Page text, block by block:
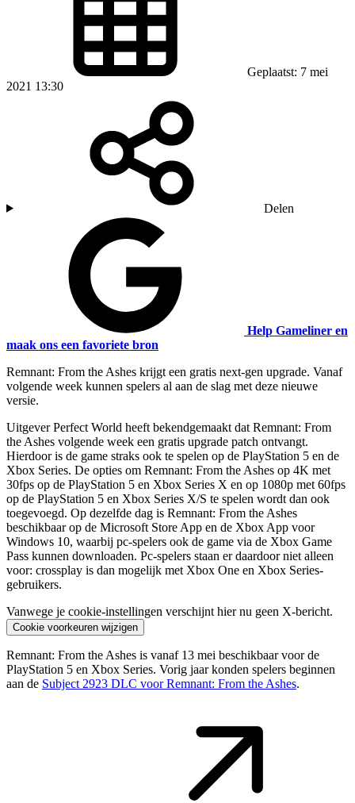
Geplaatst: 7 mei
2021 13:30
Delen
Help Gameliner en
maak ons een favoriete bron
Remnant: From the Ashes krijgt een gratis next-gen upgrade. Vanaf
volgende week kunnen spelers al aan de slag met deze nieuwe
versie.
Uitgever Perfect World heeft bekendgemaakt dat Remnant: From
the Ashes volgende week een gratis upgrade patch ontvangt.
Hierdoor is de game straks ook te spelen op de PlayStation 5 en de
Xbox Series. De opties om Remnant: From the Ashes op 4K met
30fps op de PlayStation 5 en Xbox Series X en op 1080p met 60fps
op de PlayStation 5 en Xbox Series X/S te spelen wordt dan ook
toegevoegd. Op dezelfde dag is Remnant: From the Ashes
beschikbaar op de Microsoft Store App en de Xbox App voor
Windows 10, waarbij pc-spelers ook de game via de Xbox Game
Pass kunnen downloaden. Pc-spelers staan er daardoor niet alleen
voor: crossplay is dan mogelijk met Xbox One en Xbox Series-
gebruikers.
Vanwege je cookie-instellingen verschijnt hier nu geen X-bericht.
Cookie voorkeuren wijzigen
Remnant: From the Ashes is vanaf 13 mei beschikbaar voor de
PlayStation 5 en Xbox Series. Vorig jaar konden spelers beginnen
aan de Subject 2923 DLC voor Remnant: From the Ashes.